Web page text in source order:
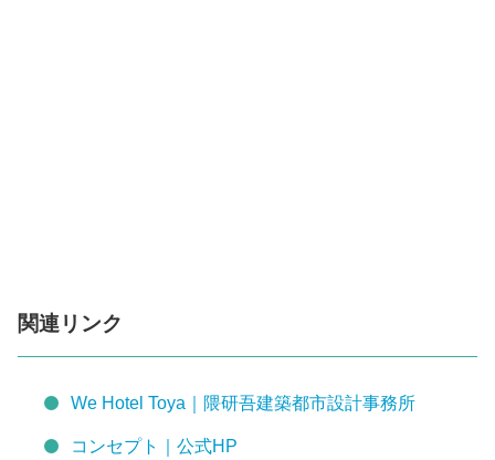
関連リンク
We Hotel Toya｜隈研吾建築都市設計事務所
コンセプト｜公式HP